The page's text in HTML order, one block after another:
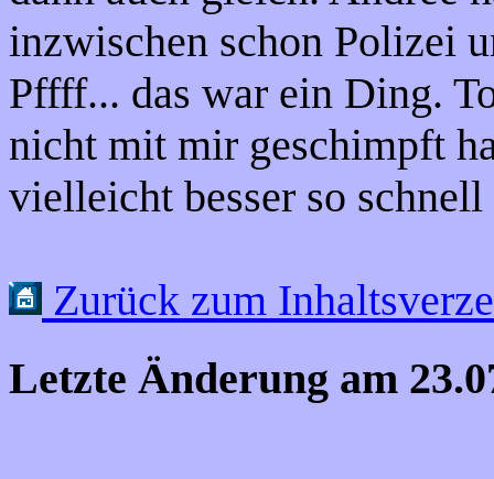
inzwischen schon Polizei
Pffff... das war ein Ding.
nicht mit mir geschimpft
vielleicht besser so
Zurück zum
Letzte Änderung am